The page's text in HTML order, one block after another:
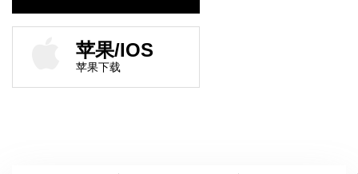
苹果/IOS
苹果下载